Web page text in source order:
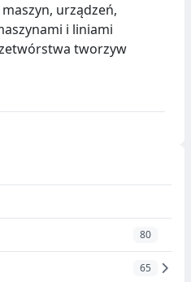
urządzeń,
i liniami
tworzyw
80
65